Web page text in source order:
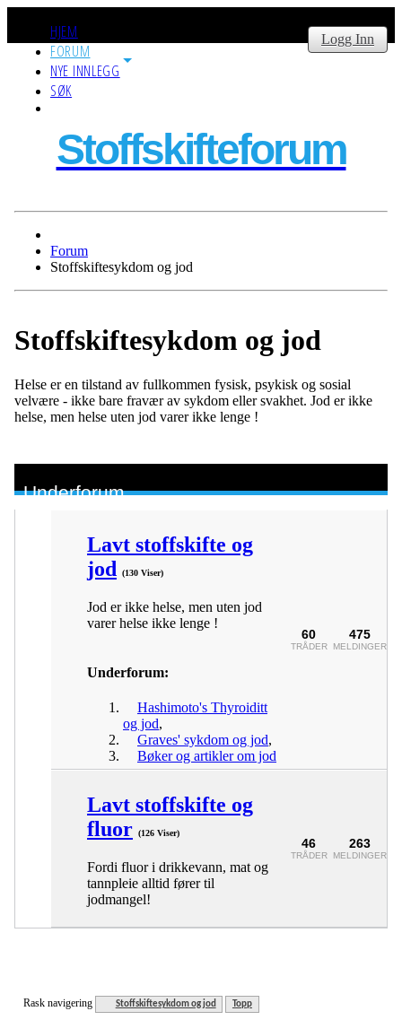
HJEM
FORUM
NYE INNLEGG
SØK
Logg Inn
Stoffskifteforum
Forum
Stoffskiftesykdom og jod
Stoffskiftesykdom og jod
Helse er en tilstand av fullkommen fysisk, psykisk og sosial
velvære - ikke bare fravær av sykdom eller svakhet. Jod er ikke
helse, men helse uten jod varer ikke lenge !
Underforum
Lavt stoffskifte og
jod
(130 Viser)
Jod er ikke helse, men uten jod
varer helse ikke lenge !
Underforum:
Hashimoto's Thyroiditt
og jod,
Graves' sykdom og jod,
Bøker og artikler om jod
60
TRÅDER
475
MELDINGER
Lavt stoffskifte og
fluor (126 Viser)
Fordi fluor i drikkevann, mat og
tannpleie alltid fører til
jodmangel!
46
TRÅDER
263
MELDINGER
Rask navigering Stoffskiftesykdom og jod Topp